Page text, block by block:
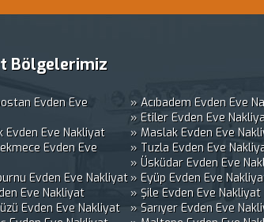
Bölgelerimiz
Evden Eve
» Acıbadem Evden Eve
» Etiler Evden Eve
Evden Eve Nakliyat
» Maslak Evden Eve
Evden Eve
» Tuzla Evden Eve
» Üsküdar Evden Eve
Evden Eve Nakliyat » Eyüp Evden Eve
Eve Nakliyat
» Şile Evden Eve Nakliyat
Evden Eve Nakliyat
» Sarıyer Evden Eve